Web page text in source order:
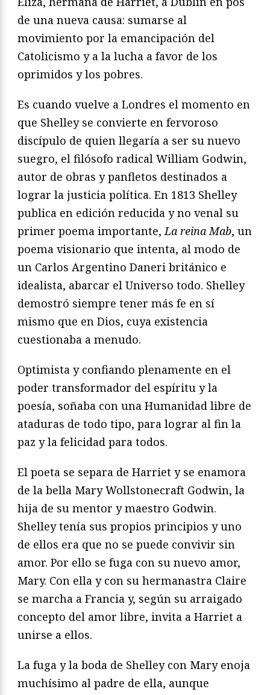
de una nueva causa: sumarse al
movimiento por la emancipación del
Catolicismo y a la lucha a favor de los
oprimidos y los pobres.
Es cuando vuelve a Londres el momento en
que Shelley se convierte en fervoroso
discípulo de quien llegaría a ser su nuevo
suegro, el filósofo radical William Godwin,
autor de obras y panfletos destinados a
lograr la justicia política. En 1813 Shelley
publica en edición reducida y no venal su
primer poema importante, La reina Mab, un
poema visionario que intenta, al modo de
un Carlos Argentino Daneri británico e
idealista, abarcar el Universo todo. Shelley
demostró siempre tener más fe en sí
mismo que en Dios, cuya existencia
cuestionaba a menudo.
Optimista y confiando plenamente en el
poder transformador del espíritu y la
poesía, soñaba con una Humanidad libre de
ataduras de todo tipo, para lograr al fin la
paz y la felicidad para todos.
El poeta se separa de Harriet y se enamora
de la bella Mary Wollstonecraft Godwin, la
hija de su mentor y maestro Godwin.
Shelley tenía sus propios principios y uno
de ellos era que no se puede convivir sin
amor. Por ello se fuga con su nuevo amor,
Mary. Con ella y con su hermanastra Claire
se marcha a Francia y, según su arraigado
concepto del amor libre, invita a Harriet a
unirse a ellos.
La fuga y la boda de Shelley con Mary enoja
muchísimo al padre de ella, aunque